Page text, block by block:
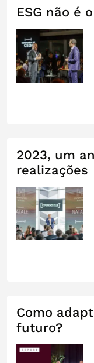
ESG não é
2023, um
realizações
Como
futuro?